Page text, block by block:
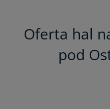
Oferta hal
pod